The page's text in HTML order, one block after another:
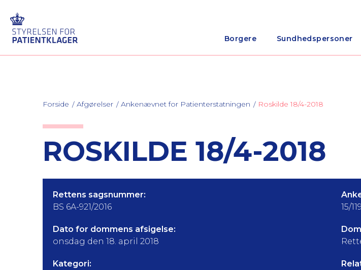
Borgere Sundhedspersoner
Forside Afgørelser Ankenævnet for Patienterstatningen Roskilde 18/4-2018
ROSKILDE 18/4-2018
Rettens sagsnummer:
BS 6A-921/2016
15/
Dato for dommens afsigelse:
onsdag den 18. april 2018
Kategori: